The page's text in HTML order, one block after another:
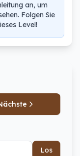
an, um
Folgen Sie
Level!
Los